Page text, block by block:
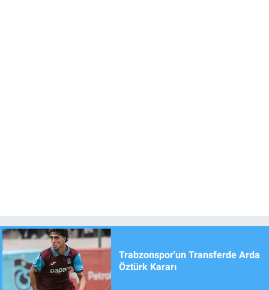
Trabzonspor'un Transferde Arda
Öztürk Kararı